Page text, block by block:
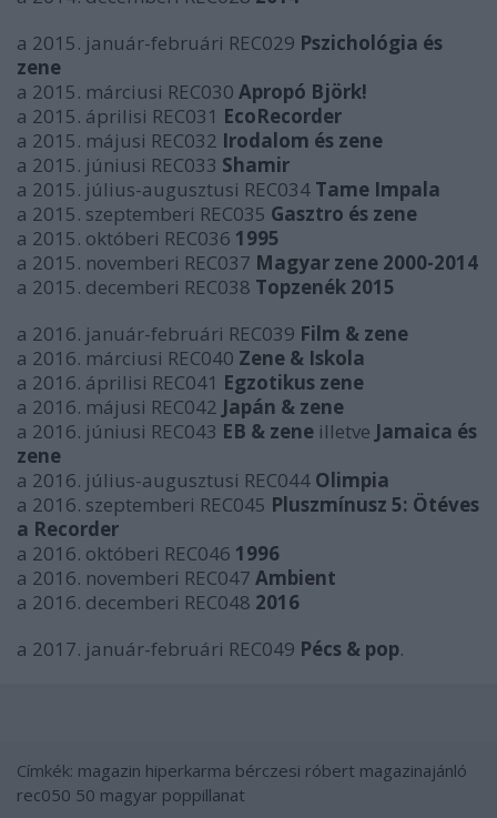
a 2015. január-februári REC029 Pszichológia és
zene
a 2015. márciusi REC030 Apropó Björk!
a 2015. áprilisi REC031 EcoRecorder
a 2015. májusi REC032 Irodalom és zene
a 2015. júniusi REC033 Shamir
a 2015. július-augusztusi REC034 Tame Impala
a 2015. szeptemberi REC035 Gasztro és zene
a 2015. októberi REC036 1995
a 2015. novemberi REC037 Magyar zene 2000-2014
a 2015. decemberi REC038 Topzenék 2015
a 2016. január-februári REC039 Film & zene
a 2016. márciusi REC040 Zene & Iskola
a 2016. áprilisi REC041 Egzotikus zene
a 2016. májusi REC042 Japán & zene
a 2016. júniusi REC043 EB & zene illetve Jamaica és
zene
a 2016. július-augusztusi REC044 Olimpia
a 2016. szeptemberi REC045 Pluszmínusz 5: Ötéves
a Recorder
a 2016. októberi REC046 1996
a 2016. novemberi REC047 Ambient
a 2016. decemberi REC048 2016
a 2017. január-februári REC049 Pécs & pop.
Címkék: magazin hiperkarma bérczesi róbert magazinajánló
rec050 50 magyar poppillanat